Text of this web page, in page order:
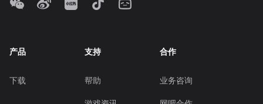
产品
下载
支持
帮助
合作
业务咨询